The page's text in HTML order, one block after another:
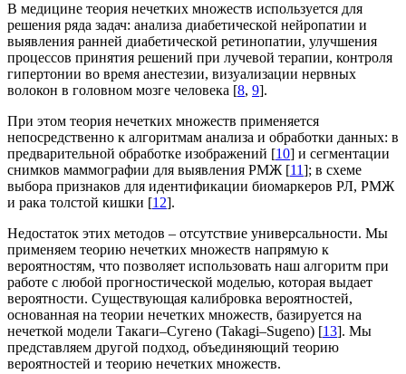
В медицине теория нечетких множеств используется для
решения ряда задач: анализа диабетической нейропатии и
выявления ранней диабетической ретинопатии, улучшения
процессов принятия решений при лучевой терапии, контроля
гипертонии во время анестезии, визуализации нервных
волокон в головном мозге человека [8, 9].
При этом теория нечетких множеств применяется
непосредственно к алгоритмам анализа и обработки данных: в
предварительной обработке изображений [10] и сегментации
снимков маммографии для выявления РМЖ [11]; в схеме
выбора признаков для идентификации биомаркеров РЛ, РМЖ
и рака толстой кишки [12].
Недостаток этих методов – отсутствие универсальности. Мы
применяем теорию нечетких множеств напрямую к
вероятностям, что позволяет использовать наш алгоритм при
работе с любой прогностической моделью, которая выдает
вероятности. Существующая калибровка вероятностей,
основанная на теории нечетких множеств, базируется на
нечеткой модели Такаги–Сугено (Takagi–Sugeno) [13]. Мы
представляем другой подход, объединяющий теорию
вероятностей и теорию нечетких множеств.